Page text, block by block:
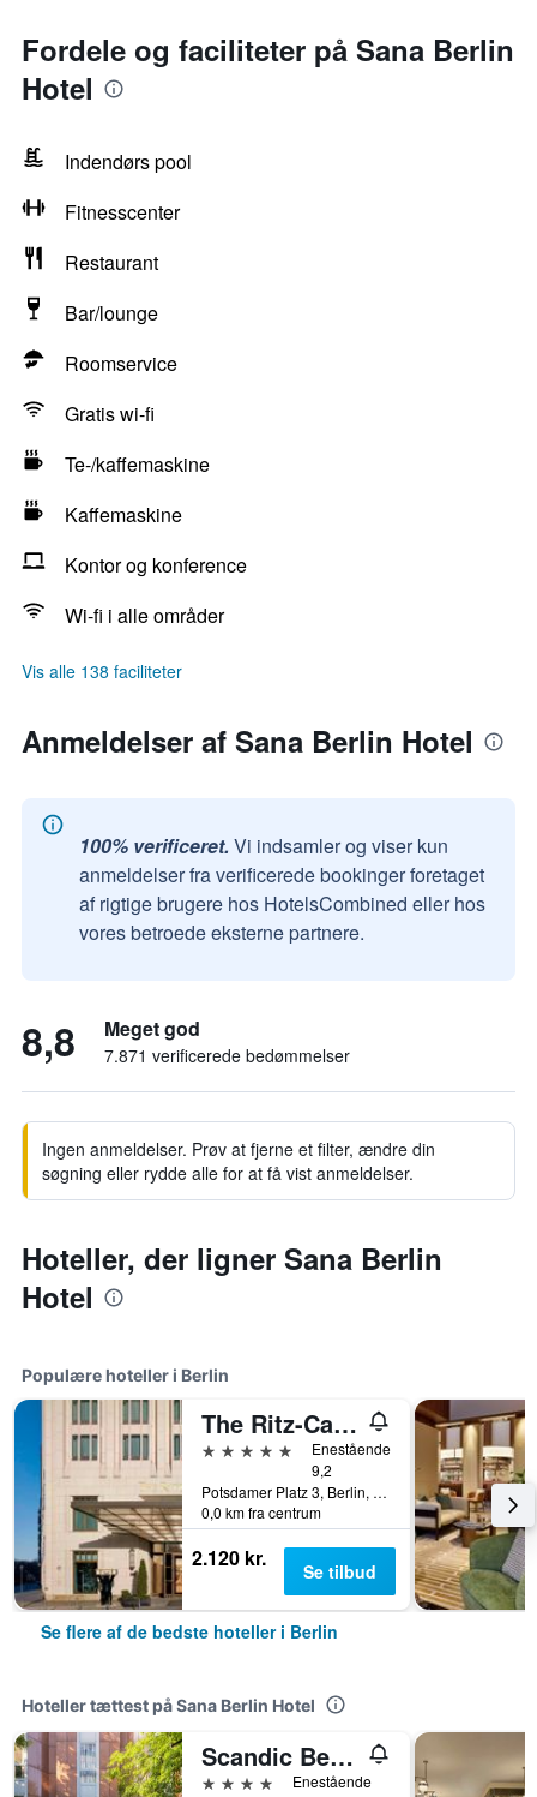
Fordele og faciliteter på Sana Berlin
Hotel
Indendørs pool
Fitnesscenter
Restaurant
Bar/lounge
Roomservice
Gratis wi-fi
Te-/kaffemaskine
Kaffemaskine
Kontor og konference
Wi-fi i alle områder
Vis alle 138 faciliteter
Anmeldelser af Sana Berlin Hotel
100% verificeret. Vi indsamler og viser kun
anmeldelser fra verificerede bookinger foretaget
af rigtige brugere hos HotelsCombined eller hos
vores betroede eksterne partnere.
8,8 Meget god
7.871 verificerede bedømmelser
Ingen anmeldelser. Prøv at fjerne et filter, ændre din
søgning eller rydde alle for at få vist anmeldelser.
Hoteller, der ligner Sana Berlin
Hotel
Populære hoteller i Berlin
The Ritz-Carlton Berlin
5 stjerner
Enestående
9,2
Potsdamer Platz 3, Berlin, Tyskland
0,0 km fra centrum
2.120 kr. Se tilbud
Se flere af de bedste hoteller i Berlin
Hoteller tættest på Sana Berlin Hotel
Scandic Berlin Kurfürstendamm
4 stjerner
Enestående